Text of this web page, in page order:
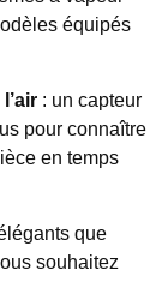
équipés
: un capteur
pour connaître
en temps
que
souhaitez